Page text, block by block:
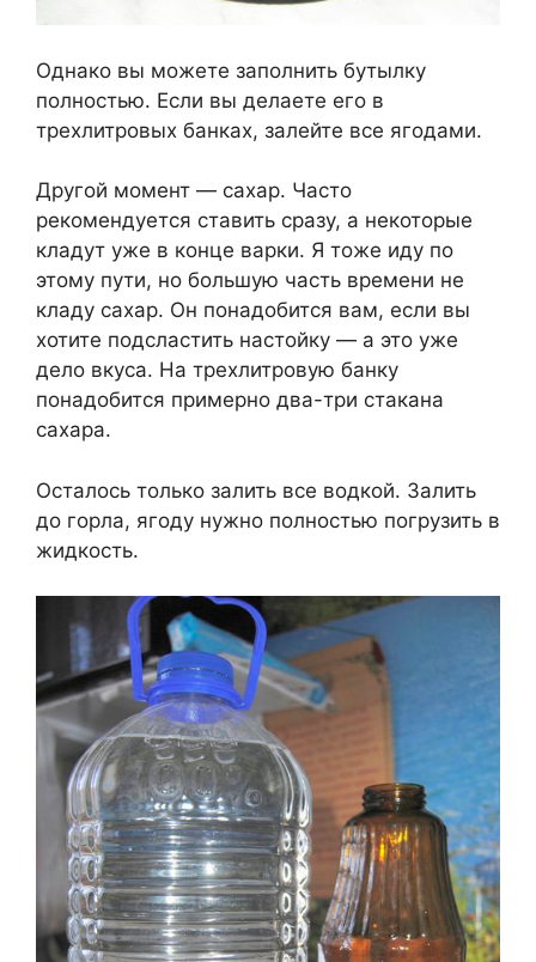
Однако вы можете заполнить бутылку
полностью. Если вы делаете его в
трехлитровых банках, залейте все ягодами.
Другой момент — сахар. Часто
рекомендуется ставить сразу, а некоторые
кладут уже в конце варки. Я тоже иду по
этому пути, но большую часть времени не
кладу сахар. Он понадобится вам, если вы
хотите подсластить настойку — а это уже
дело вкуса. На трехлитровую банку
понадобится примерно два-три стакана
сахара.
Осталось только залить все водкой. Залить
до горла, ягоду нужно полностью погрузить в
жидкость.